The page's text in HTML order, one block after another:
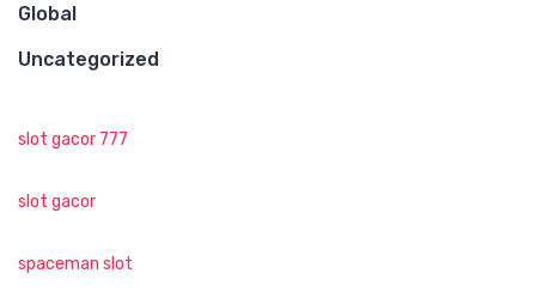
Global
Uncategorized
slot gacor 777
slot gacor
spaceman slot